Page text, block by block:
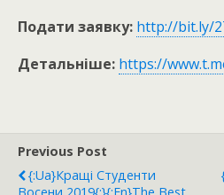
Подати заявку: http://bit.ly/
Детальніше: https://
Previous Post
{:ua}Кращі Студенти